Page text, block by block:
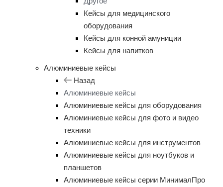
Кейсы для медицинского
оборудования
Кейсы для конной амуниции
Кейсы для напитков
Алюминиевые кейсы
Назад
Алюминиевые кейсы
Алюминиевые кейсы для оборудования
Алюминиевые кейсы для фото и видео
техники
Алюминиевые кейсы для инструментов
Алюминиевые кейсы для ноутбуков и
планшетов
Алюминиевые кейсы серии МинималПро